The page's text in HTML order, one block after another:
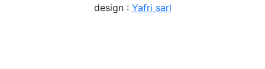
design : Yafri sarl